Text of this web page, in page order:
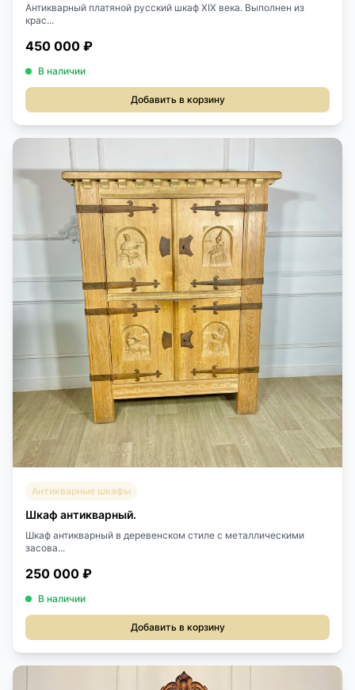
Антикварный платяной русский шкаф XIX века. Выполнен из
крас...
450 000 ₽
В наличии
Добавить в корзину
Антикварные шкафы
Шкаф антикварный.
Шкаф антикварный в деревенском стиле с металлическими
засова...
250 000 ₽
В наличии
Добавить в корзину